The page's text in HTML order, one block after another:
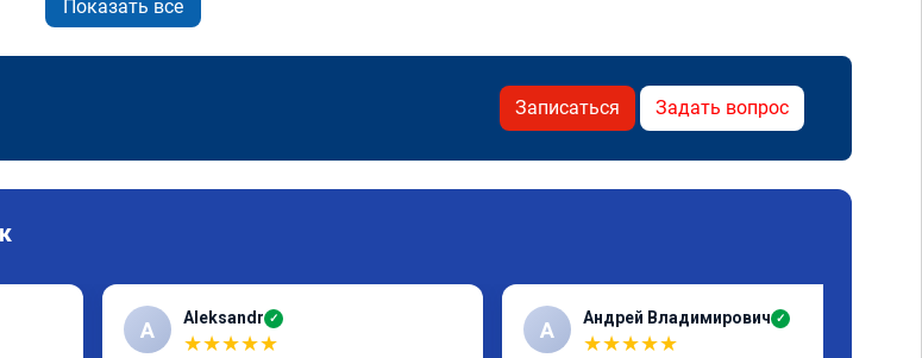
Показать все
Записаться Задать вопрос
A Aleksandr ✓
★★★★★
А Андрей Владимирович ✓
★★★★★